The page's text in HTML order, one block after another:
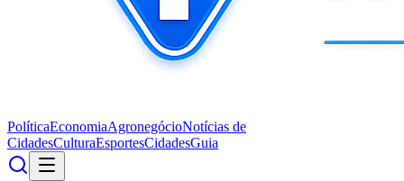
PolíticaEconomiaAgronegócioNotícias de
CidadesCulturaEsportesCidadesGuia